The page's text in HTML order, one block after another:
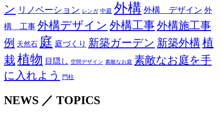
ン リノベーション レンガ 中庭 外構 外構 デザイン 外
構 工事 外構デザイン 外構工事 外構施工事
例
天然石 庭 庭づくり 新築ガーデン 新築外構植
栽 植物 目隠し 空間デザイン 素敵なお庭 素敵なお庭を手
に入れよう
門柱
NEWS ／ TOPICS